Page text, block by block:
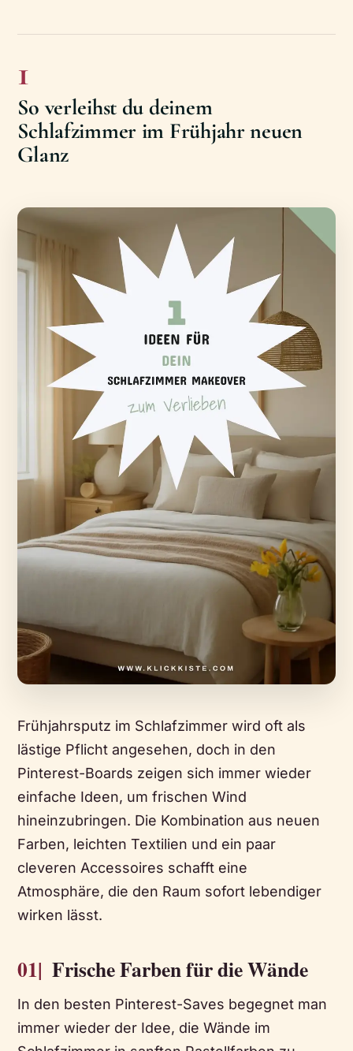
1
So verleihst du deinem
Schlafzimmer im Frühjahr neuen
Glanz
Frühjahrsputz im Schlafzimmer wird oft als
lästige Pflicht angesehen, doch in den
Pinterest-Boards zeigen sich immer wieder
einfache Ideen, um frischen Wind
hineinzubringen. Die Kombination aus neuen
Farben, leichten Textilien und ein paar
cleveren Accessoires schafft eine
Atmosphäre, die den Raum sofort lebendiger
wirken lässt.
01| Frische Farben für die Wände
In den besten Pinterest-Saves begegnet man
immer wieder der Idee, die Wände im